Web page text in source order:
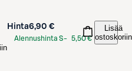
Hinta6,90 €
Alennushinta S- 5,50 €
Lisää
ostoskoriin